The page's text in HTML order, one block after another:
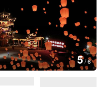
5/6